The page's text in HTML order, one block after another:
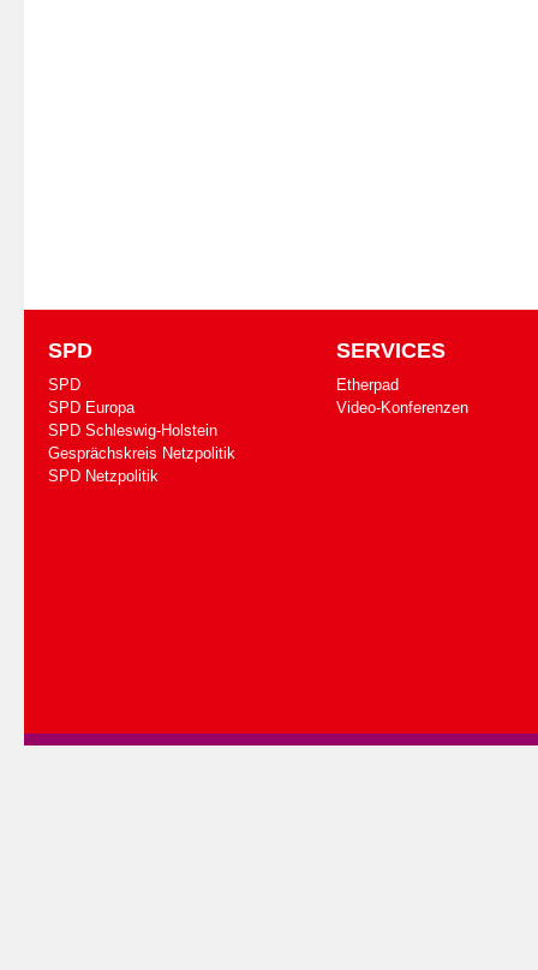
SPD
SPD
SPD Europa
SPD Schleswig-Holstein
Gesprächskreis Netzpolitik
SPD Netzpolitik
SERVICES
Etherpad
Video-Konferenzen